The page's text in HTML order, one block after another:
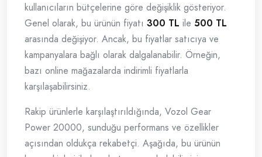
kullanıcıların bütçelerine göre değişiklik gösteriyor.
Genel olarak, bu ürünün fiyatı 300 TL ile 500 TL
arasında değişiyor. Ancak, bu fiyatlar satıcıya ve
kampanyalara bağlı olarak dalgalanabilir. Örneğin,
bazı online mağazalarda indirimli fiyatlarla
karşılaşabilirsiniz.
Rakip ürünlerle karşılaştırıldığında, Vozol Gear
Power 20000, sunduğu performans ve özellikler
açısından oldukça rekabetçi. Aşağıda, bu ürünün